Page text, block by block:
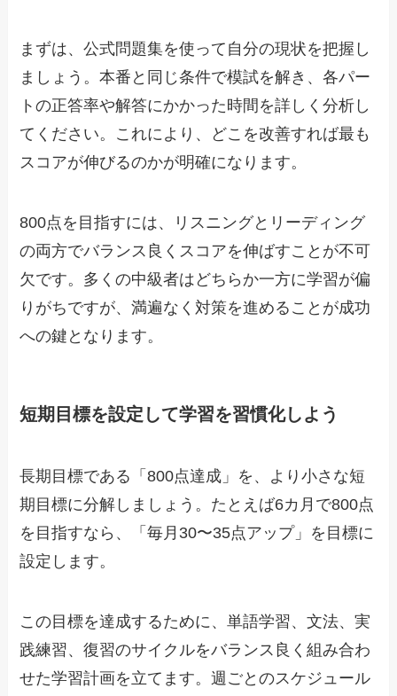
まずは、公式問題集を使って自分の現状を把握し
ましょう。本番と同じ条件で模試を解き、各パー
トの正答率や解答にかかった時間を詳しく分析し
てください。これにより、どこを改善すれば最も
スコアが伸びるのかが明確になります。
800点を目指すには、リスニングとリーディング
の両方でバランス良くスコアを伸ばすことが不可
欠です。多くの中級者はどちらか一方に学習が偏
りがちですが、満遍なく対策を進めることが成功
への鍵となります。
短期目標を設定して学習を習慣化しよう
長期目標である「800点達成」を、より小さな短
期目標に分解しましょう。たとえば6カ月で800点
を目指すなら、「毎月30〜35点アップ」を目標に
設定します。
この目標を達成するために、単語学習、文法、実
践練習、復習のサイクルをバランス良く組み合わ
せた学習計画を立てます。週ごとのスケジュール